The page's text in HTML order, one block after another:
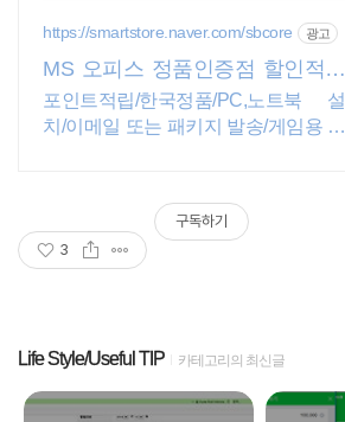
https://smartstore.naver.com/sbcore 광고
MS 오피스 정품인증점 할인적립
을 확인하세요!
포인트적립/한국정품/PC,노트북 설
치/이메일 또는 패키지 발송/게임용 주
3
구독하기
Life Style/Useful TIP 카테고리의 최신글